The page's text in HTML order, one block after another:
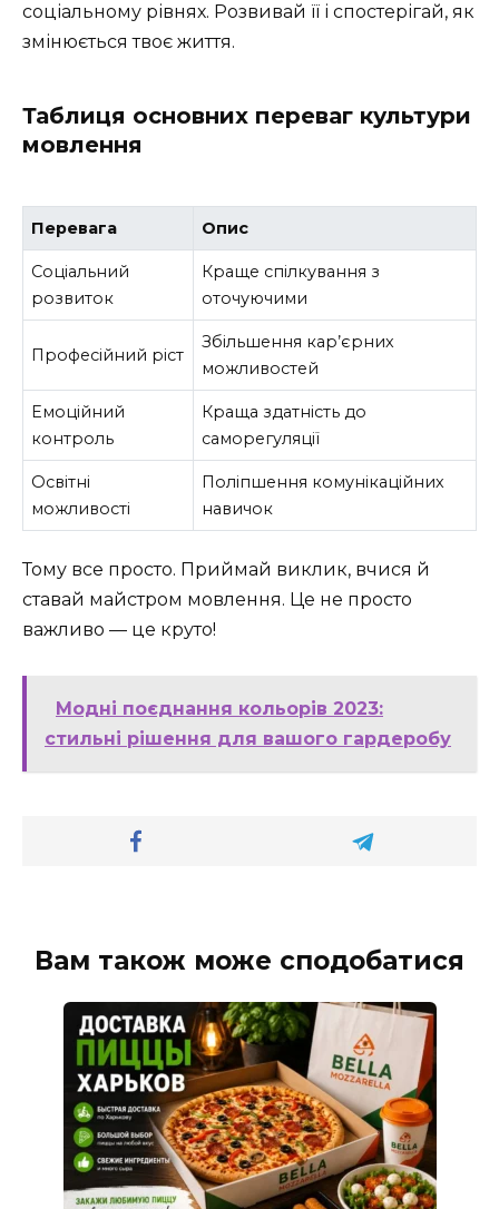
соціальному рівнях. Розвивай її і спостерігай, як
змінюється твоє життя.
Таблиця основних переваг культури
мовлення
Перевага Опис
Соціальний
розвиток
Краще спілкування з
оточуючими
Професійний ріст
Збільшення кар’єрних
можливостей
Емоційний
контроль
Краща здатність до
саморегуляції
Освітні
можливості
Поліпшення комунікаційних
навичок
Тому все просто. Приймай виклик, вчися й
ставай майстром мовлення. Це не просто
важливо — це круто!
Модні поєднання кольорів 2023:
стильні рішення для вашого гардеробу
Вам також може сподобатися